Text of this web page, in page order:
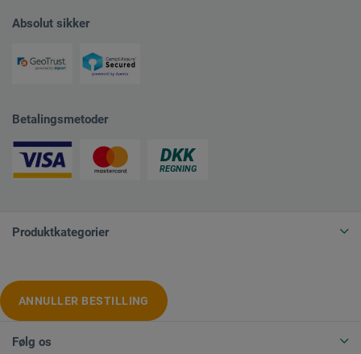
Absolut sikker
Betalingsmetoder
Produktkategorier
ANNULLER BESTILLING
Følg os